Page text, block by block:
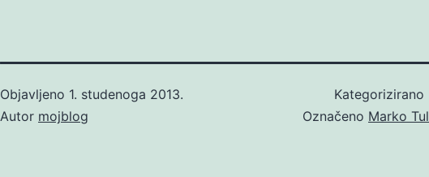
Objavljeno 1. studenoga 2013.
Autor mojblog
Označeno Marko